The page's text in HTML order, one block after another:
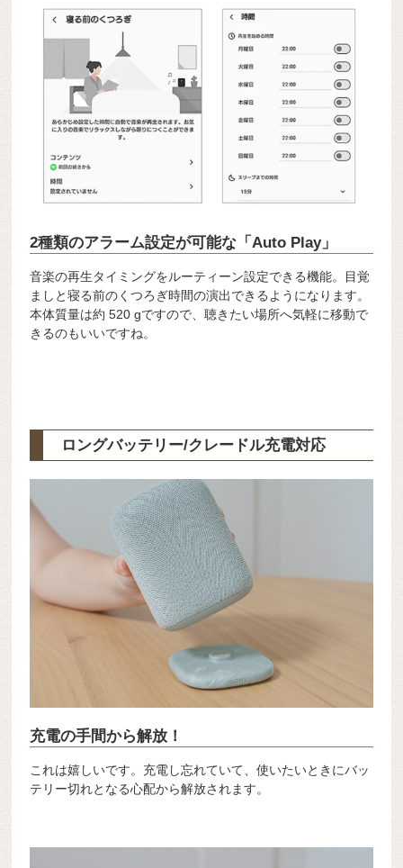
2種類のアラーム設定が可能な「Auto Play」
音楽の再生タイミングをルーティーン設定できる機能。目覚
ましと寝る前のくつろぎ時間の演出できるようになります。
本体質量は約 520 gですので、聴きたい場所へ気軽に移動で
きるのもいいですね。
ロングバッテリー/クレードル充電対応
充電の手間から解放！
これは嬉しいです。充電し忘れていて、使いたいときにバッ
テリー切れとなる心配から解放されます。